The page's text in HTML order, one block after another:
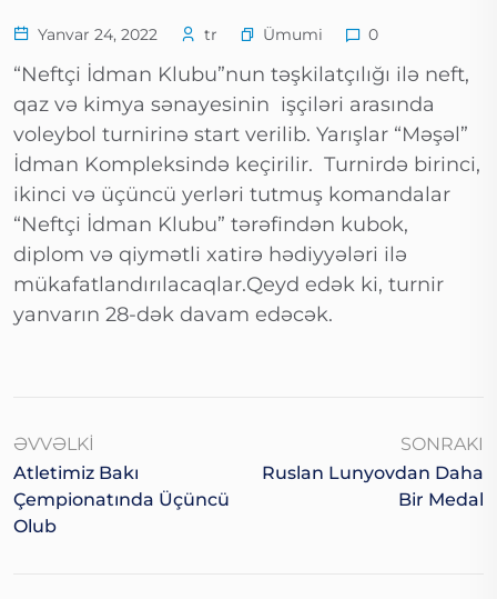
Yanvar 24, 2022 tr Ümumi 0
“Neftçi İdman Klubu”nun təşkilatçılığı ilə neft,
qaz və kimya sənayesinin işçiləri arasında
voleybol turnirinə start verilib. Yarışlar “Məşəl”
İdman Kompleksində keçirilir. Turnirdə birinci,
ikinci və üçüncü yerləri tutmuş komandalar
“Neftçi İdman Klubu” tərəfindən kubok,
diplom və qiymətli xatirə hədiyyələri ilə
mükafatlandırılacaqlar.Qeyd edək ki, turnir
yanvarın 28-dək davam edəcək.
ƏVVƏLKI
Atletimiz Bakı
Çempionatında Üçüncü
Olub
SONRAKI
Ruslan Lunyovdan Daha
Bir Medal